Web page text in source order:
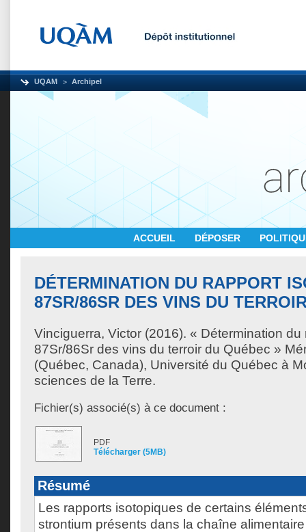
UQAM Archipel
ACCUEIL DÉPOSER
DÉTERMINATION DU RAPPORT
87SR/86SR DES VINS DU
Vinciguerra, Victor (2016). « Détermination
87Sr/86Sr des vins du terroir du Québec »
(Québec, Canada), Université du Québec à
sciences de la Terre.
Fichier(s) associé(s) à ce document :
PDF
Télécharger (5MB)
Résumé
Les rapports isotopiques de certains
strontium présents dans la chaîne